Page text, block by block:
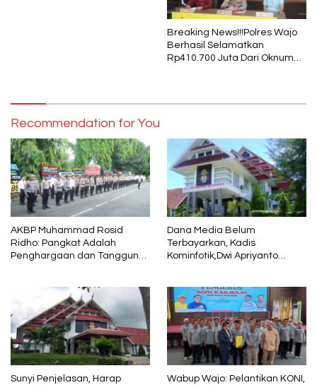
Breaking News!!!Polres Wajo
Berhasil Selamatkan
Rp410.700 Juta Dari Oknum
Recommendation for You
AKBP Muhammad Rosid
Ridho: Pangkat Adalah
Penghargaan dan Tanggung
Dana Media Belum
Terbayarkan, Kadis
Kominfotik,Dwi Apriyanto
Sunyi Penjelasan, Harap
Wabup Wajo: Pelantikan KONI,